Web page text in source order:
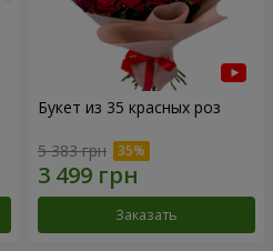
Букет из 35 красных роз
5 383 грн
Заказать